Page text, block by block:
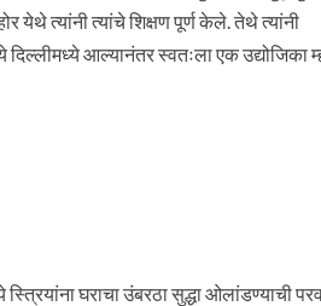
येथे त्यांनी त्यांचे शिक्षण पूर्ण केले. तेथे त्यांनी
आल्यानंतर स्वतःला एक उद्योजिका
घराचा उंबरठा सुद्धा ओलांडण्याची